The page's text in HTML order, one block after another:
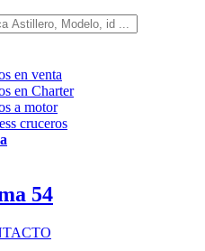
en venta
en Charter
a motor
cruceros
54